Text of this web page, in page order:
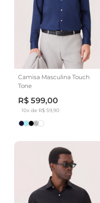
Camisa Masculina Touch
Tone
R$ 599,00
10x de R$ 59,90